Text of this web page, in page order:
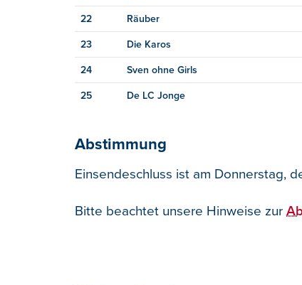
22 Räuber
23 Die Karos
24 Sven ohne Girls
25 De LC Jonge
Abstimmung
Einsendeschluss ist am Donnerstag,
Bitte beachtet unsere Hinweise zur